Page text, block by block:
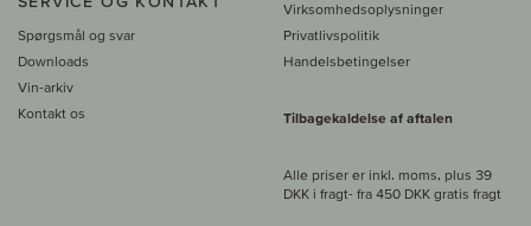
Spørgsmål og svar
Downloads
Vin-arkiv
Kontakt os
Virksomhedsoplysninger
Privatlivspolitik
Handelsbetingelser
Tilbagekaldelse af aftalen
Alle priser er inkl. moms, plus 39
DKK i fragt- fra 450 DKK gratis fragt